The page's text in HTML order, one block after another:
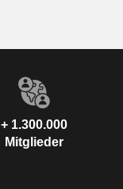
+ 1.300.000
Mitglieder